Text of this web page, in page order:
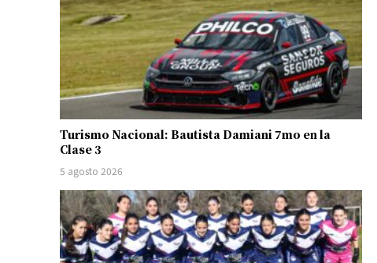
Turismo Nacional: Bautista Damiani 7mo en la
Clase 3
5 agosto 2026